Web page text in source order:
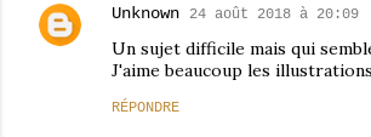
Unknown 24 août 2018 à 20:09
Un sujet difficile mais qui
J'aime beaucoup les
RÉPONDRE